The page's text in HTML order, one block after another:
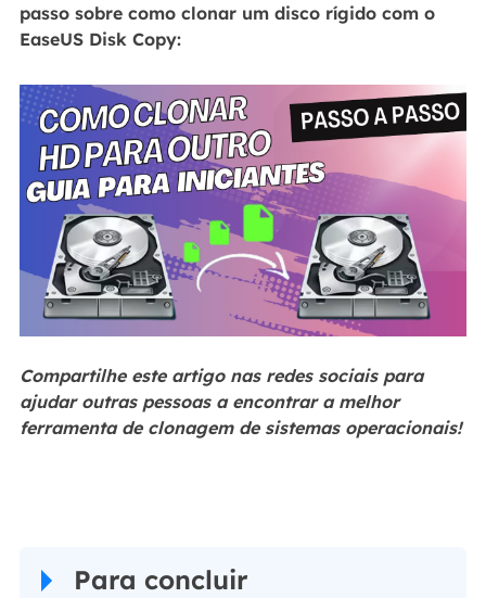
passo sobre como clonar um disco rígido com o
EaseUS Disk Copy:
Compartilhe este artigo nas redes sociais para
ajudar outras pessoas a encontrar a melhor
ferramenta de clonagem de sistemas operacionais!
Para concluir